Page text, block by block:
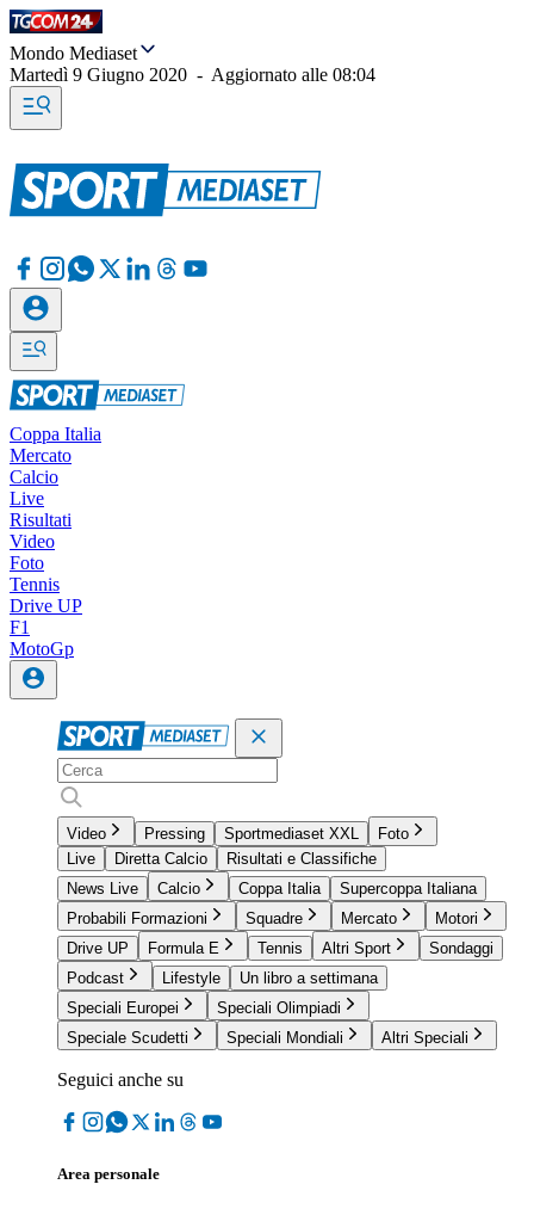
Mondo Mediaset
Martedì 9 Giugno 2020 - Aggiornato alle 08:04
Coppa Italia
Mercato
Calcio
Live
Risultati
Video
Foto
Tennis
Drive UP
F1
MotoGp
Video Pressing Sportmediaset XXL
Foto
Live
Diretta Calcio
Risultati e Classifiche
News Live
Calcio Coppa Italia
Supercoppa Italiana
Probabili Formazioni
Squadre Mercato
Motori
Drive UP
Formula E Tennis Altri Sport
Sondaggi
Podcast
Lifestyle
Un libro a settimana
Speciali Europei
Speciali Olimpiadi
Speciale Scudetti
Speciali Mondiali Altri Speciali
Seguici anche su
Area personale